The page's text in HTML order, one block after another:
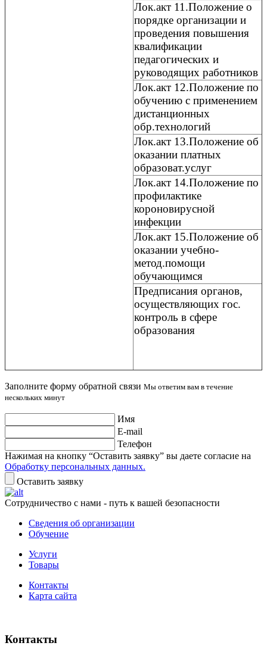
Лок.акт 11.Положение о
порядке организации и
проведения повышения
квалификации
педагогических и
руководящих работников
Лок.акт 12.Положение по
обучению с применением
дистанционных
обр.технологий
Лок.акт 13.Положение об
оказании платных
образоват.услуг
Лок.акт 14.Положение по
профилактике
короновирусной
инфекции
Лок.акт 15.Положение об
оказании учебно-
метод.помощи
обучающимся
Предписания органов,
осуществляющих гос.
контроль в сфере
образования
Заполните форму обратной связи Мы ответим вам в течение
нескольких минут
Имя
E-mail
Телефон
Нажимая на кнопку “Оставить заявку” вы даете согласие на
Обработку персональных данных.
Оставить заявку
Сотрудничество с нами - путь к вашей безопасности
Сведения об организации
Обучение
Услуги
Товары
Контакты
Карта сайта
Контакты